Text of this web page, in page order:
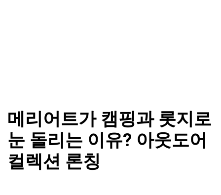
메리어트가 캠핑과 롯지로
눈 돌리는 이유? 아웃도어
컬렉션 론칭